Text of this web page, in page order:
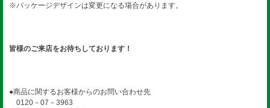
※パッケージデザインは変更になる場合があります。
皆様のご来店をお待ちしております！
●商品に関するお客様からのお問い合わせ先
0120－07－3963